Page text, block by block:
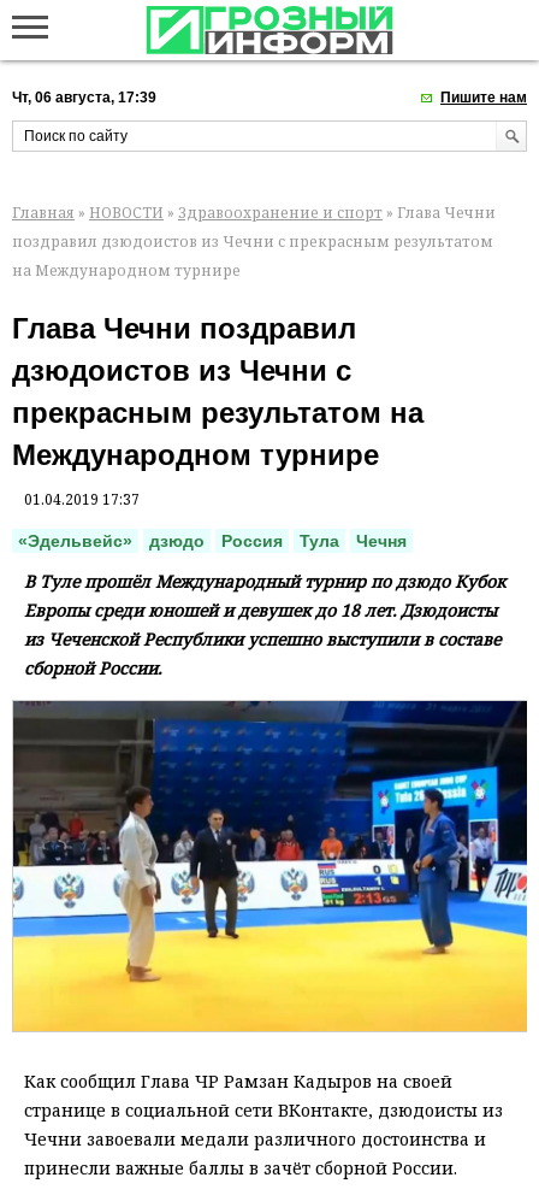
Чт, 06 августа, 17:39 Пишите нам
Главная » НОВОСТИ » Здравоохранение и спорт » Глава Чечни
поздравил дзюдоистов из Чечни с прекрасным результатом
на Международном турнире
Глава Чечни поздравил
дзюдоистов из Чечни с
прекрасным результатом на
Международном турнире
01.04.2019 17:37
«Эдельвейс» дзюдо Россия Тула Чечня
В Туле прошёл Международный турнир по дзюдо Кубок
Европы среди юношей и девушек до 18 лет. Дзюдоисты
из Чеченской Республики успешно выступили в составе
сборной России.
Как сообщил Глава ЧР Рамзан Кадыров на своей
странице в социальной сети ВКонтакте, дзюдоисты из
Чечни завоевали медали различного достоинства и
принесли важные баллы в зачёт сборной России.